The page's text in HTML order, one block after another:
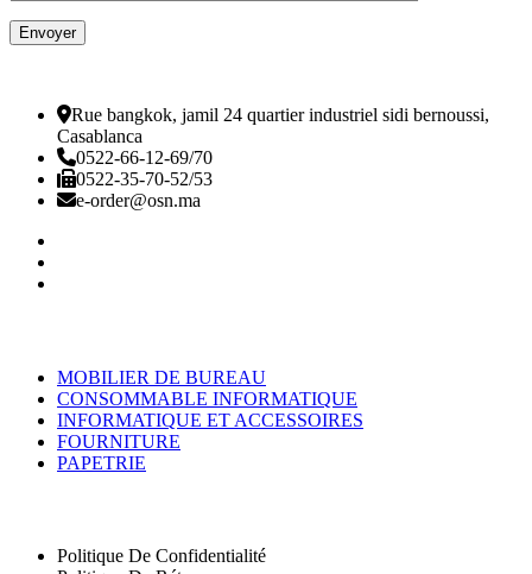
Rue bangkok, jamil 24 quartier industriel sidi bernoussi,
Casablanca
0522-66-12-69/70
0522-35-70-52/53
e-order@osn.ma
MOBILIER DE BUREAU
CONSOMMABLE INFORMATIQUE
INFORMATIQUE ET ACCESSOIRES
FOURNITURE
PAPETRIE
Politique De Confidentialité